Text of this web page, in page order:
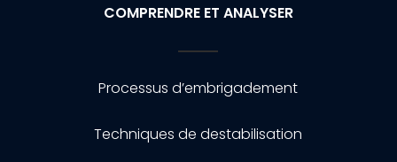
COMPRENDRE ET ANALYSER
Processus d’embrigadement
Techniques de destabilisation